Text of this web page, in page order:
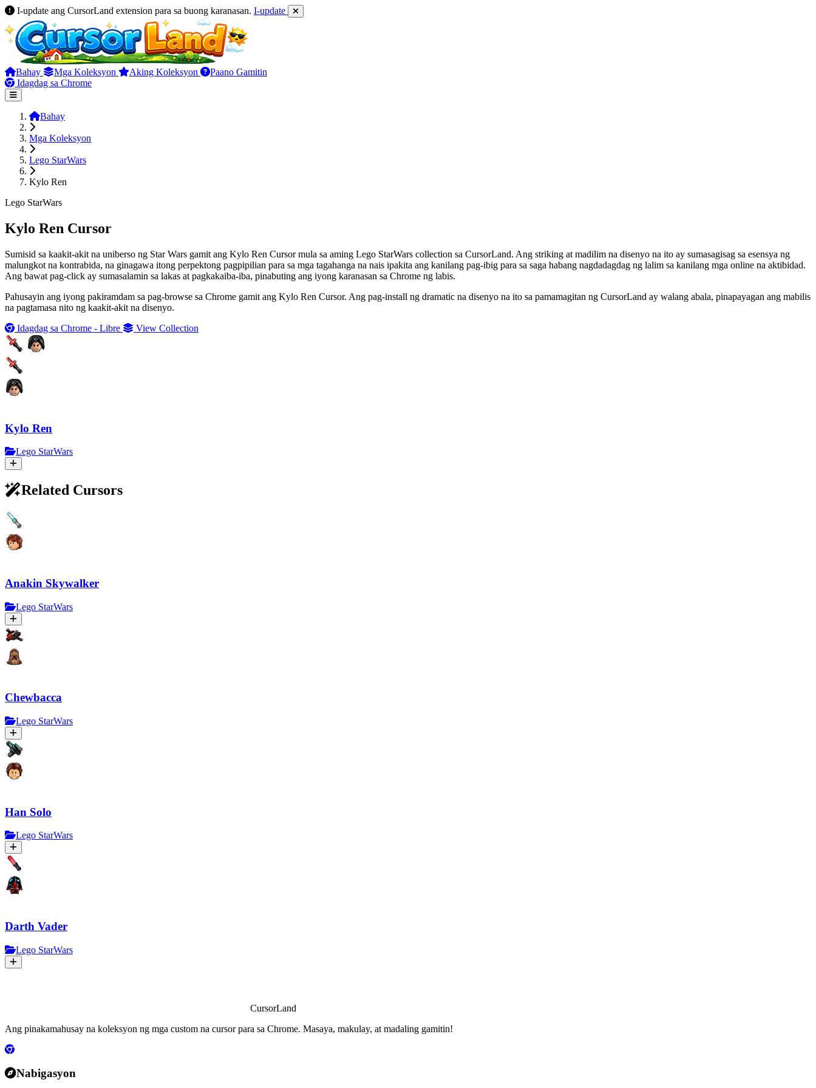
I-update ang CursorLand extension para sa buong karanasan. I-update
Bahay Mga Koleksyon Aking Koleksyon
Paano Gamitin
Idagdag sa Chrome
Bahay
Mga Koleksyon
Lego StarWars
Kylo Ren
Lego StarWars
Kylo Ren Cursor
Sumisid sa kaakit-akit na uniberso ng Star Wars gamit ang Kylo Ren Cursor mula sa aming Lego StarWars collection sa CursorLand. Ang striking at madilim na disenyo na ito ay sumasagisag sa esensya ng
malungkot na kontrabida, na ginagawa itong perpektong pagpipilian para sa mga tagahanga na nais ipakita ang kanilang pag-ibig para sa saga habang nagdadagdag ng lalim sa kanilang mga online na aktibidad.
Ang bawat pag-click ay sumasalamin sa lakas at pagkakaiba-iba, pinabuting ang iyong karanasan sa Chrome ng labis.
Pahusayin ang iyong pakiramdam sa pag-browse sa Chrome gamit ang Kylo Ren Cursor. Ang pag-install ng dramatic na disenyo na ito sa pamamagitan ng CursorLand ay walang abala, pinapayagan ang mabilis
na pagtamasa nito ng kaakit-akit na disenyo.
Idagdag sa Chrome - Libre
View Collection
Kylo Ren
Lego StarWars
Related Cursors
Anakin Skywalker
Lego StarWars
Chewbacca
Lego StarWars
Han Solo
Lego StarWars
Darth Vader
Lego StarWars
CursorLand
Ang pinakamahusay na koleksyon ng mga custom na cursor para sa Chrome. Masaya, makulay, at madaling gamitin!
Nabigasyon